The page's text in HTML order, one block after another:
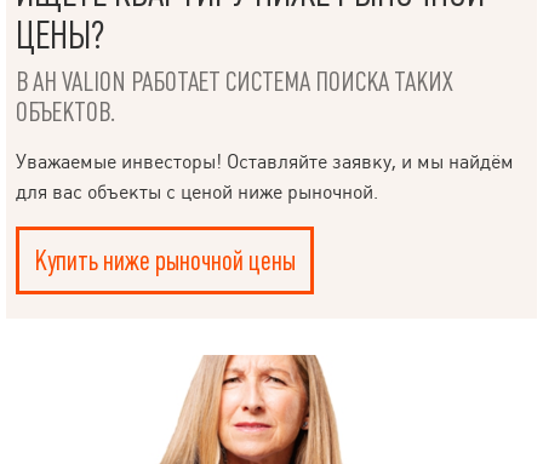
ЦЕНЫ?
В АН VALION РАБОТАЕТ СИСТЕМА ПОИСКА ТАКИХ
ОБЪЕКТОВ.
Уважаемые инвесторы! Оставляйте заявку, и мы найдём
для вас объекты с ценой ниже рыночной.
Купить ниже рыночной цены